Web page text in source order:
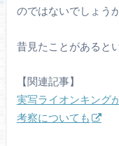
のではないでしょうか
昔見たことがあると
【関連記事】
実写ライオンキング
考察についても